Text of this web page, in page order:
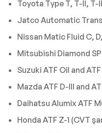
Toyota Type T, T-II, T-
Jatco Automatic
Nissan Matic Fluid C,
Mitsubishi Diamond
Suzuki ATF Oil and
Mazda ATF D-III and
Daihatsu Alumix ATF
Honda ATF Z-1 (CVT